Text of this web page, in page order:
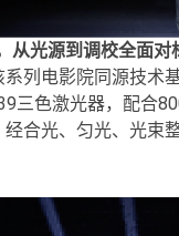
从光源到调校全面对
列电影院同源技术
三色激光器，配合
合光、匀光、光束